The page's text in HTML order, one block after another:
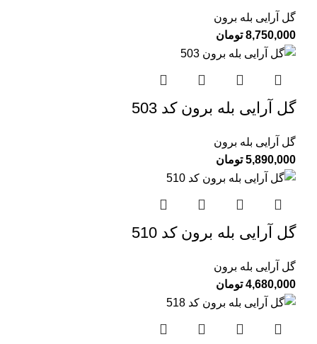
گل آرایی بله برون
8,750,000 تومان
گل آرایی بله برون کد 503
گل آرایی بله برون
5,890,000 تومان
گل آرایی بله برون کد 510
گل آرایی بله برون
4,680,000 تومان